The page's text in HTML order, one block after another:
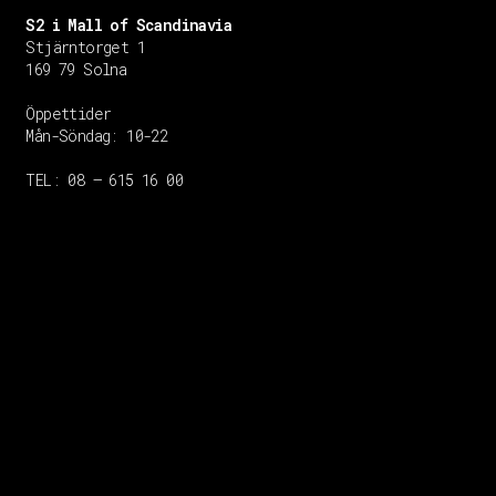
S2 i Mall of Scandinavia
Stjärntorget 1
169 79 Solna
Öppettider
Mån-Söndag: 10-22
TEL: 08 – 615 16 00